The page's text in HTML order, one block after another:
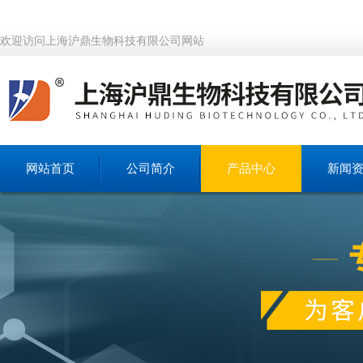
欢迎访问上海沪鼎生物科技有限公司网站
网站首页 公司简介 产品中心 新闻